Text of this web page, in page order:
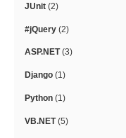
JUnit (2)
#jQuery (2)
ASP.NET(3)
Django (1)
Python (1)
VB.NET(5)